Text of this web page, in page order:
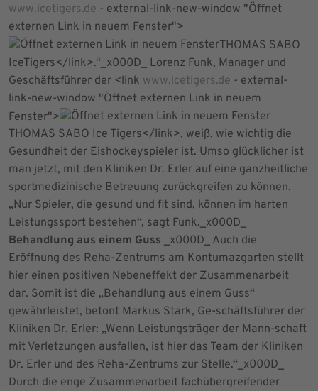
www.icetigers.de - external-link-new-window "Öffnet
externen Link in neuem Fenster">
THOMAS SABO
IceTigers</link>.“_x000D_ Lorenz Funk, Manager und
Geschäftsführer der <link www.icetigers.de - external-
link-new-window "Öffnet externen Link in neuem
Fenster">
THOMAS SABO Ice Tigers</link>, weiß, wie wichtig die
Gesundheit der Eishockeyspieler ist. Umso glücklicher ist
man jetzt, mit den Kliniken Dr. Erler auf eine ganzheitliche
sportmedizinische Betreuung zurückgreifen zu können.
„Nur Spieler, die gesund und fit sind, können im harten
Leistungssport bestehen“, sagt Funk._x000D_
Behandlung aus einem Guss _x000D_ Auch die
Eröffnung des Reha-Zentrums am Kontumazgarten stellt
hier einen positiven Nebeneffekt der Zusammenarbeit
dar. Somit ist die „Behandlung aus einem Guss“
gewährleistet, betont Markus Stark, Ge-schäftsführer der
Kliniken Dr. Erler: „Wenn Leistungsträger der Mann-schaft
mit Verletzungen ausfallen, ist hier das Team der Kliniken
Dr. Erler und des Reha-Zentrums zur Stelle.“_x000D_
Durch die enge Zusammenarbeit fachübergreifender